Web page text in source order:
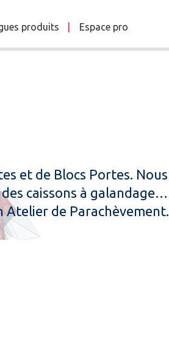
produits Espace pro
et de Blocs Portes. Nous
caissons à galandage…
Atelier de Parachèvement.